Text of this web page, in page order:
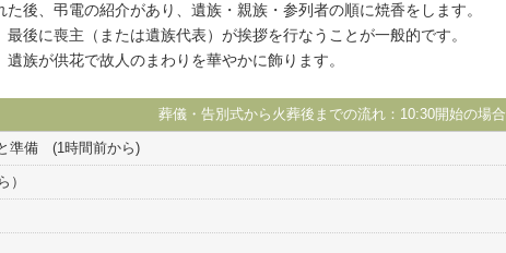
後、弔電の紹介があり、遺族・親族・参列者の順に焼香をします。
後に喪主（または遺族代表）が挨拶を行なうことが一般的です。
族が供花で故人のまわりを華やかに飾ります。
葬儀・告別式から火葬後までの流れ：10:30開始の場合
準備 (1時間前から)
）